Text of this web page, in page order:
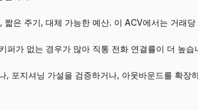
짧은 주기, 대체 가능한 예산. 이 ACV에서는 거래
퍼가 없는 경우가 많아 직통 전화 연결률이 더 높
, 포지셔닝 가설을 검증하거나, 아웃바운드를 확